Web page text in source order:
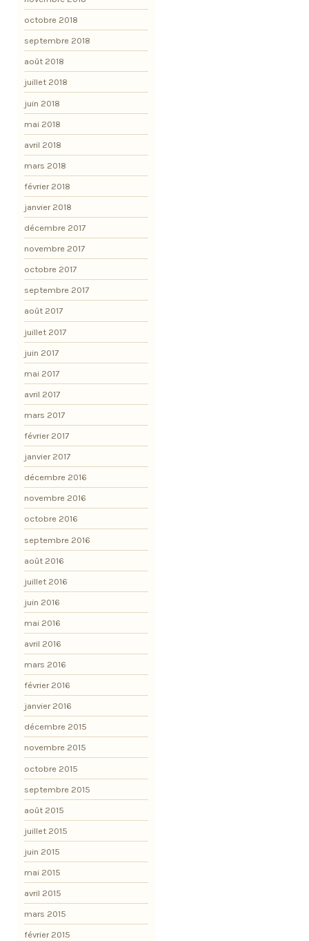
octobre 2018
septembre 2018
août 2018
juillet 2018
juin 2018
mai 2018
avril 2018
mars 2018
février 2018
janvier 2018
décembre 2017
novembre 2017
octobre 2017
septembre 2017
août 2017
juillet 2017
juin 2017
mai 2017
avril 2017
mars 2017
février 2017
janvier 2017
décembre 2016
novembre 2016
octobre 2016
septembre 2016
août 2016
juillet 2016
juin 2016
mai 2016
avril 2016
mars 2016
février 2016
janvier 2016
décembre 2015
novembre 2015
octobre 2015
septembre 2015
août 2015
juillet 2015
juin 2015
mai 2015
avril 2015
mars 2015
février 2015